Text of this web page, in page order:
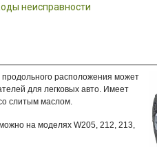
неисправности
продольного расположения может
для легковых авто. Имеет
слитым маслом.
на моделях W205, 212, 213,